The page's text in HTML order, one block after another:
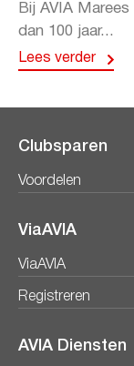
Bij AVIA
dan 100 jaar...
Lees verder
Clubsparen
Voordelen
ViaAVIA
ViaAVIA
Registreren
AVIA Diensten